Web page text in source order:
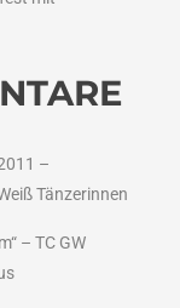
–
Tänzerinnen
– TC GW